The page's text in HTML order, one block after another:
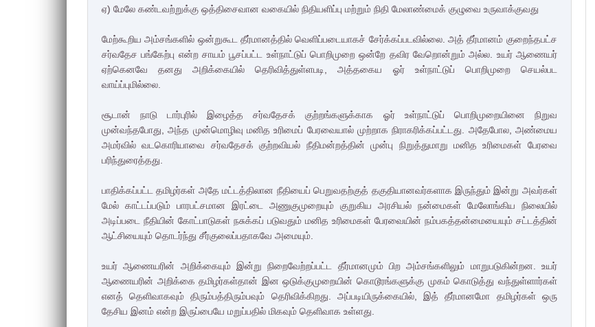
ஏ) மேலே கண்டவற்றுக்கு ஒத்திசைவான வகையில் நிதியளிப்பு மற்றும் நிதி மேலாண்மைக் குழுவை உருவாக்குவது
மேற்கூறிய அம்சங்களில் ஒன்றுகூட தீர்மானத்தில் வெளிப்படையாகச் சேர்க்கப்படவில்லை. அத் தீர்மானம் குறைந்தபட்ச
சர்வதேச பங்கேற்பு என்ற சாயம் பூசப்பட்ட உள்நாட்டுப் பொறிமுறை ஒன்றே தவிர வேறொன்றும் அல்ல. உயர் ஆணையர்
ஏற்கெனவே தனது அறிக்கையில் தெரிவித்துள்ளபடி, அத்தகைய ஓர் உள்நாட்டுப் பொறிமுறை செயல்பட
வாய்ப்புமில்லை.
சூடான் நாடு டார்புரில் இழைத்த சர்வதேசக் குற்றங்களுக்காக ஓர் உள்நாட்டுப் பொறிமுறையினை நிறுவ
முன்வந்தபோது, அந்த முன்மொழிவு மனித உரிமைப் பேரவையால் முற்றாக நிராகரிக்கப்பட்டது. அதேபோல, அண்மைய
அமர்வில் வடகொரியாவை சர்வதேசக் குற்றவியல் நீதிமன்றத்தின் முன்பு நிறுத்துமாறு மனித உரிமைகள் பேரவை
பரிந்துரைத்தது.
பாதிக்கப்பட்ட தமிழர்கள் அதே மட்டத்திலான நீதியைப் பெறுவதற்குத் தகுதியானவர்களாக இருந்தும் இன்று அவர்கள்
மேல் காட்டப்படும் பாரபட்சமான இரட்டை அணுகுமுறையும் குறுகிய அரசியல் நன்மைகள் மேலோங்கிய நிலையில்
அடிப்படை நீதியின் கோட்பாடுகள் நசுக்கப் படுவதும் மனித உரிமைகள் பேரவையின் நம்பகத்தன்மையையும் சட்டத்தின்
ஆட்சியையும் தொடர்ந்து சீர்குலைப்பதாகவே அமையும்.
உயர் ஆணையரின் அறிக்கையும் இன்று நிறைவேற்றப்பட்ட தீர்மானமும் பிற அம்சங்களிலும் மாறுபடுகின்றன. உயர்
ஆணையரின் அறிக்கை தமிழர்கள்தான் இன ஒடுக்குமுறையின் கொடூரங்களுக்கு முகம் கொடுத்து வந்துள்ளார்கள்
எனத் தெளிவாகவும் திரும்பத்திரும்பவும் தெரிவிக்கிறது. அப்படியிருக்கையில், இத் தீர்மானமோ தமிழர்கள் ஒரு
தேசிய இனம் என்ற இருப்பையே மறுப்பதில் மிகவும் தெளிவாக உள்ளது.